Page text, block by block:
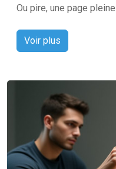
Ou pire, une page
Voir plus